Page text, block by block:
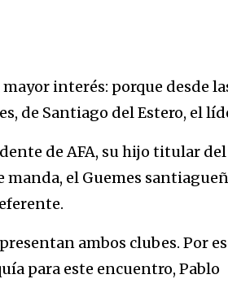
interés: porque desde
de Santiago del Estero, el
de AFA, su hijo titular del
el Guemes
ambos clubes. Por
para este encuentro, Pablo